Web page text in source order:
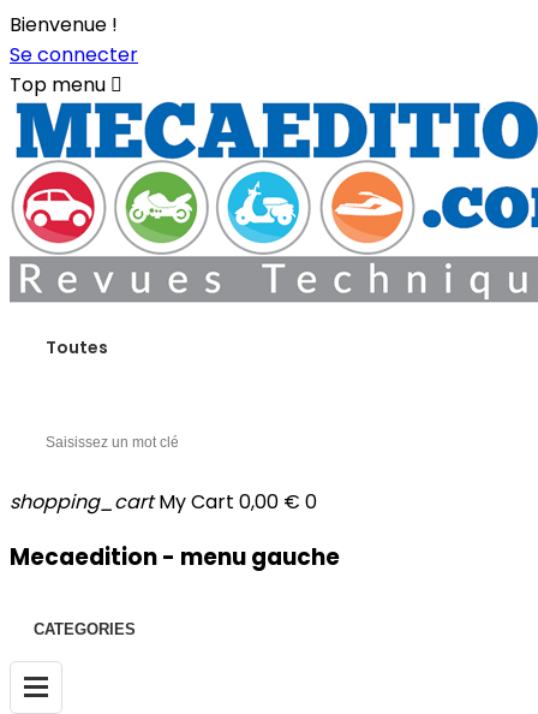
Bienvenue !
Se connecter
Top menu 
Toutes
shopping_cart My Cart 0,00 € 0
Mecaedition - menu gauche
CATEGORIES